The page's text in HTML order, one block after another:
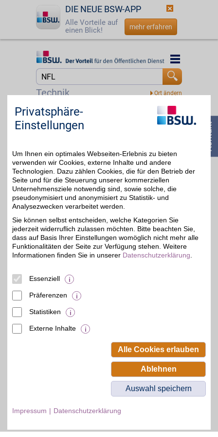
DIE NEUE BSW-APP
Alle Vorteile auf
einen Blick!
mehr erfahren
Startseite
☎ 0800 - 279 25 82
Technik
Startseite
DAZN
Mit dem Livesport-
Jahr erleben: von zu
Hause, unterwegs,
zeitversetzt oder im
Rückblick. Jetzt das
umfangreiche
Sportangebot genießen
und BSW-Vorteil sichern.
Zum Partnerprofil
4%
DAZN Gutschein
© BSW Verbraucher-Service
Alle Rechte vorbehalten.
Privatsphäre-
Einstellungen
Um Ihnen ein optimales Webseiten-Erlebnis zu bieten
verwenden wir Cookies, externe Inhalte und andere
Technologien. Dazu zählen Cookies, die für den Betrieb der
Seite und für die Steuerung unserer kommerziellen
Unternehmensziele notwendig sind, sowie solche, die
pseudonymisiert und anonymisiert zu Statistik- und
Analysezwecken verarbeitet werden.
Sie können selbst entscheiden, welche Kategorien Sie
jederzeit widerruflich zulassen möchten. Bitte beachten Sie,
dass auf Basis Ihrer Einstellungen womöglich nicht mehr alle
Funktionalitäten der Seite zur Verfügung stehen. Weitere
Informationen finden Sie in unserer Datenschutzerklärung
Essenziell
Präferenzen
Statistiken
Externe Inhalte
Alle Cookies erlauben
Ablehnen
Auswahl speichern
Impressum Datenschutzerklärung